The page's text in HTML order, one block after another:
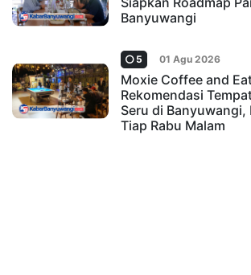
Banyuwangi
5 01 Agu 2026
Moxie Coffee and
Rekomendasi
Seru di
Tiap Rabu Malam